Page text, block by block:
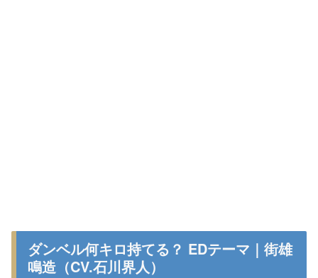
ダンベル何キロ持てる？ EDテーマ｜街雄
鳴造（CV.石川界人）